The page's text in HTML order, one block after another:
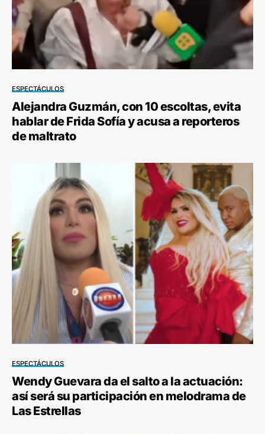
ESPECTÁCULOS
Alejandra Guzmán, con 10 escoltas, evita
hablar de Frida Sofía y acusa a reporteros
de maltrato
ESPECTÁCULOS
Wendy Guevara da el salto a la actuación:
así será su participación en melodrama de
Las Estrellas